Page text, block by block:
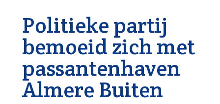
Politieke partij
bemoeid zich met
passantenhaven
Almere Buiten